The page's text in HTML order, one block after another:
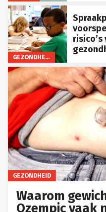
GEZONDHEID
GEZONDHEID
Waarom
Ozempic vaak